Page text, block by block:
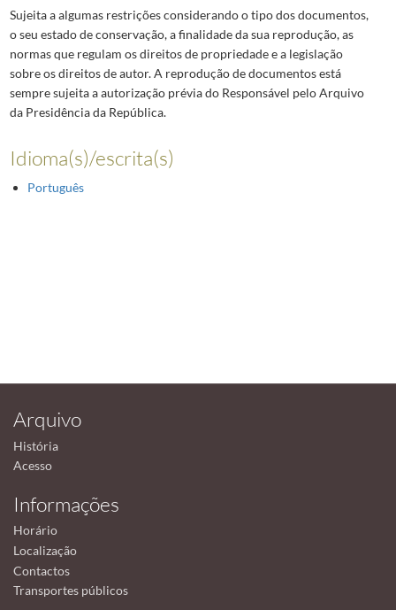
Sujeita a algumas restrições considerando o tipo dos documentos,
o seu estado de conservação, a finalidade da sua reprodução, as
normas que regulam os direitos de propriedade e a legislação
sobre os direitos de autor. A reprodução de documentos está
sempre sujeita a autorização prévia do Responsável pelo Arquivo
da Presidência da República.
Idioma(s)/escrita(s)
Português
Arquivo
História
Acesso
Informações
Horário
Localização
Contactos
Transportes públicos